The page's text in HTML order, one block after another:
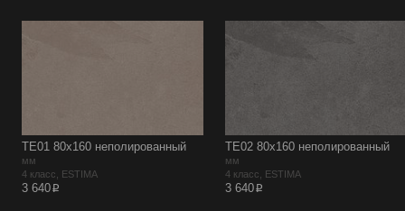
TE01 80x160 неполированный
мм
4 класс, ESTIMA
3 640p
TE02 80x160 неполированный
мм
4 класс, ESTIMA
3 640p